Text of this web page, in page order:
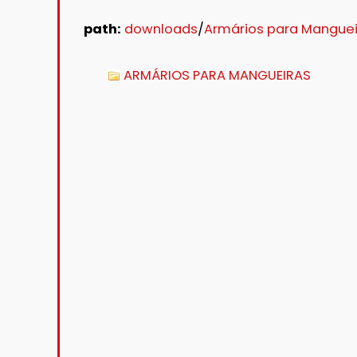
path: downloads/Armários para
ARMÁRIOS PARA MANGUEIRAS